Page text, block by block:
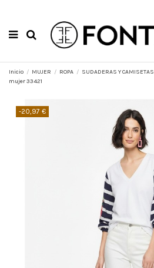
Inicio MUJER ROPA SUDADERAS Y CAMISETAS
mujer 33421
-20,97 €